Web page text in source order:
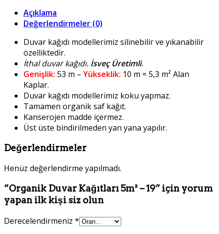
Açıklama
Değerlendirmeler (0)
Duvar kağıdı modellerimiz silinebilir ve yıkanabilir
özelliktedir.
İthal duvar kağıdı. İsveç Üretimli.
Genişlik: 53 m – Yükseklik: 10 m = 5,3 m² Alan
Kaplar.
Duvar kağıdı modellerimiz koku yapmaz.
Tamamen organik saf kağıt.
Kanserojen madde içermez.
Üst üste bindirilmeden yan yana yapılır.
Değerlendirmeler
Henüz değerlendirme yapılmadı.
“Organik Duvar Kağıtları 5m² – 19” için yorum
yapan ilk kişi siz olun
Derecelendirmeniz *